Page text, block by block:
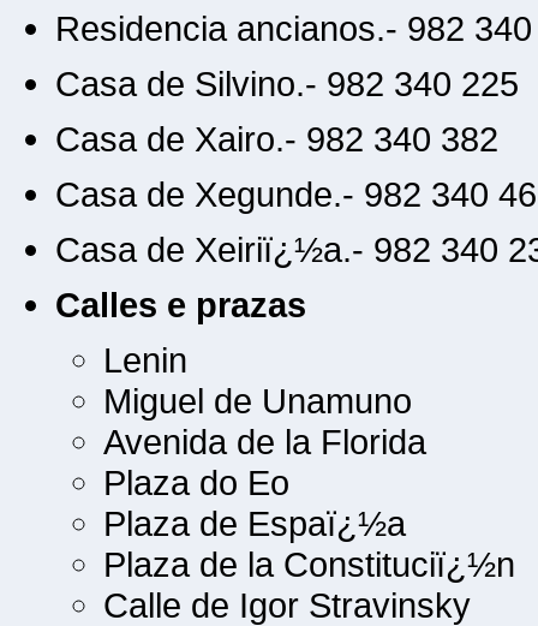
Residencia ancianos.- 982
Casa de Silvino.- 982 340 225
Casa de Xairo.- 982 340 382
Casa de Xegunde.- 982 340
Casa de Xeiriï¿½a.- 982 340
Calles e prazas
Lenin
Miguel de Unamuno
Avenida de la Florida
Plaza do Eo
Plaza de Espaï¿½a
Plaza de la Constituciï¿½n
Calle de Igor Stravinsky